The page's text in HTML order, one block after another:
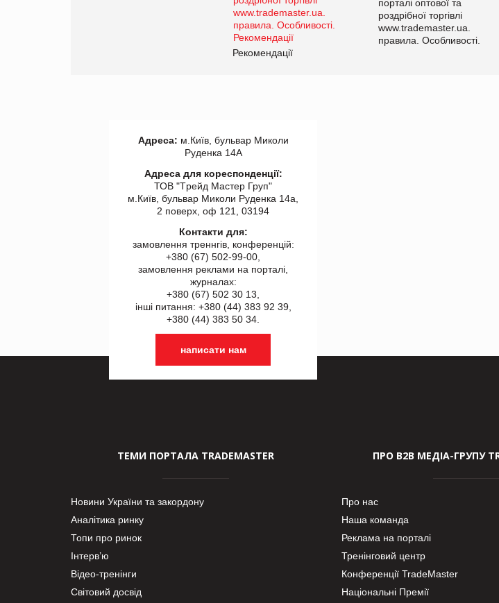
порталі оптової та
роздрібної торгівлі
www.trademaster.ua.
правила. Особливості.
Рекомендації
Адреса: м.Київ, бульвар Миколи
Руденка 14А
Адреса для кореспонденції:
ТОВ "Tрейд Мастер Груп"
м.Київ, бульвар Миколи Руденка 14а,
2 поверх, оф 121, 03194
Контакти для:
замовлення треннгів, конференцій:
+380 (67) 502-99-00,
замовлення реклами на порталі,
журналах:
+380 (67) 502 30 13,
інші питання: +380 (44) 383 92 39,
+380 (44) 383 50 34.
написати нам
ТЕМИ ПОРТАЛА TRADEMASTER
Новини України та закордону
Аналітика ринку
Топи про ринок
Інтерв’ю
Відео-тренінги
Світовий досвід
ПРО В2В МЕДІА-ГРУПУ
Про нас
Наша команда
Реклама на порталі
Тренінговий центр
Конференції TradeMaster
Національні Премії